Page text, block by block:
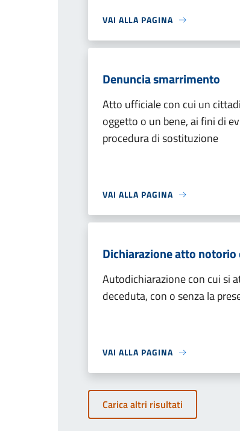
VAI ALLA PAGINA
Denuncia smarrimento
Atto ufficiale con cui un
oggetto o un bene, ai fini di
procedura di sostituzione
VAI ALLA PAGINA
Dichiarazione atto
Autodichiarazione con cui si
deceduta, con o senza la
VAI ALLA PAGINA
Carica altri risultati